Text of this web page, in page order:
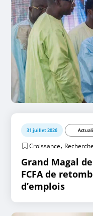
31 juillet 2026
Croissance,
Grand Magal
FCFA de
d’emplois